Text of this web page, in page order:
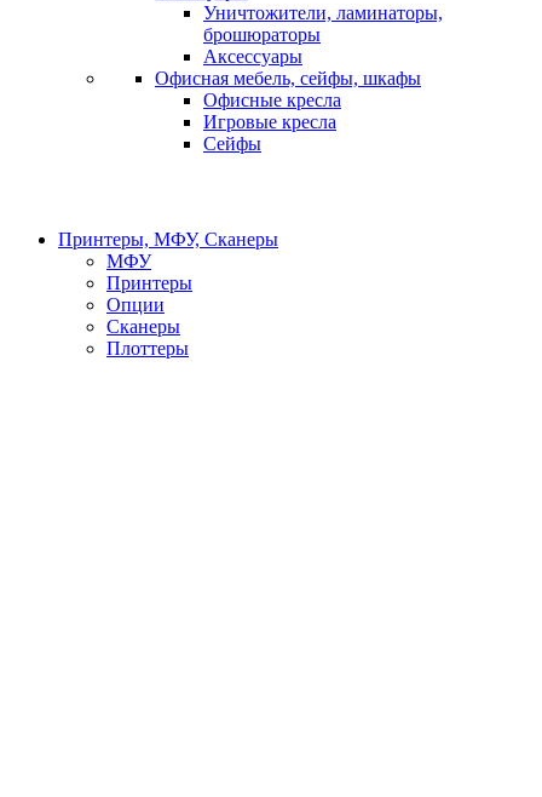
Уничтожители, ламинаторы,
брошюраторы
Аксессуары
Офисная мебель, сейфы, шкафы
Офисные кресла
Игровые кресла
Сейфы
Принтеры, МФУ, Сканеры
МФУ
Принтеры
Опции
Сканеры
Плоттеры